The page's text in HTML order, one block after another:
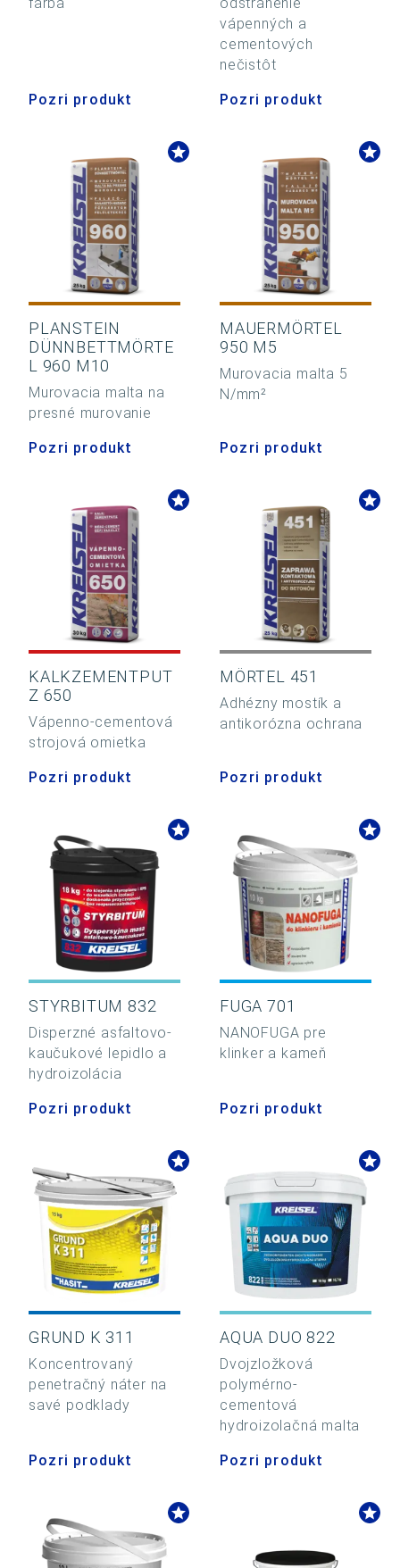
Pozri produkt
vápenných a
cementových
nečistôt
Pozri produkt
PLANSTEIN
DÜNNBETTMÖRTE
L 960 M10
Murovacia malta na
presné murovanie
Pozri produkt
MAUERMÖRTEL
950 M5
Murovacia malta 5
N/mm²
Pozri produkt
KALKZEMENTPUT
Z 650
Vápenno-cementová
strojová omietka
Pozri produkt
MÖRTEL 451
Adhézny mostík a
antikorózna ochrana
Pozri produkt
STYRBITUM 832
Disperzné asfaltovo-
kaučukové lepidlo a
hydroizolácia
Pozri produkt
FUGA 701
NANOFUGA pre
klinker a kameň
Pozri produkt
GRUND K 311
Koncentrovaný
penetračný náter na
savé podklady
Pozri produkt
AQUA DUO 822
Dvojzložková
polymérno-
cementová
hydroizolačná malta
Pozri produkt